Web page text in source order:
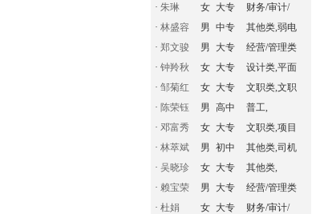
· 朱琳 女 大专
财务/审计/
· 林盛容 男 中专
其他类,弱电
· 郑文骏 男 大专
经营/管理类
· 钟羚秋 女 大专
设计类,平面
· 邹菊红 女 大专
文职类,文职
· 陈荣钰 男 高中
普工,
· 邓富秀 女 大专
文职类,项目
· 林萃斌 男 初中
其他类,司机
· 吴晓珍 女 大专
其他类,
· 赖宝荣 男 大专
经营/管理类
· 杜娟 女 大专
财务/审计/